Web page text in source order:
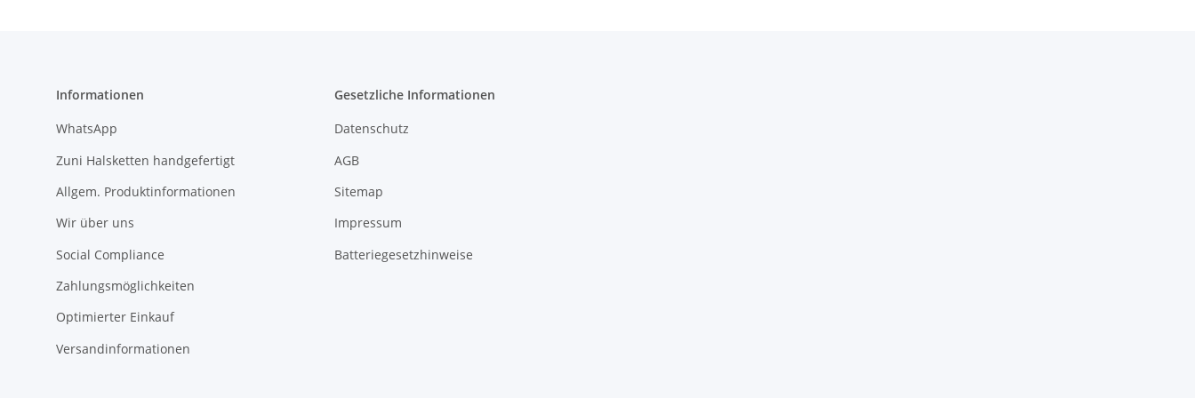
Informationen
WhatsApp
Zuni Halsketten handgefertigt
Allgem. Produktinformationen
Wir über uns
Social Compliance
Zahlungsmöglichkeiten
Optimierter Einkauf
Versandinformationen
Gesetzliche Informationen
Datenschutz
AGB
Sitemap
Impressum
Batteriegesetzhinweise